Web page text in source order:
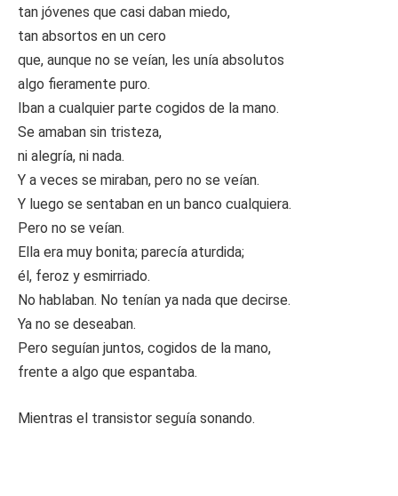
tan jóvenes que casi daban miedo,
tan absortos en un cero
que, aunque no se veían, les unía absolutos
algo fieramente puro.
Iban a cualquier parte cogidos de la mano.
Se amaban sin tristeza,
ni alegría, ni nada.
Y a veces se miraban, pero no se veían.
Y luego se sentaban en un banco cualquiera.
Pero no se veían.
Ella era muy bonita; parecía aturdida;
él, feroz y esmirriado.
No hablaban. No tenían ya nada que decirse.
Ya no se deseaban.
Pero seguían juntos, cogidos de la mano,
frente a algo que espantaba.
Mientras el transistor seguía sonando.